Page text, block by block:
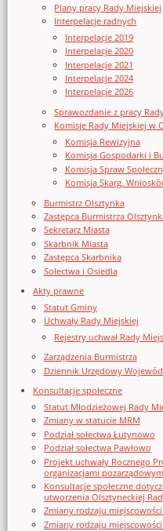
Plany pracy Rady Miejskiej
Interpelacje radnych
Interpelacje 2019
Interpelacje 2020
Interpelacje 2021
Interpelacje 2024
Interpelacje 2026
Sprawozdanie z pracy
Komisje Rady Miejskiej w
Komisja Rewizyjna
Komisja Gospodarki i
Komisja Spraw
Komisja Skarg,
Burmistrz Olsztynka
Zastępca Burmistrza
Sekretarz Miasta
Skarbnik Miasta
Zastępca Skarbnika
Sołectwa i Osiedla
Akty prawne
Statut Gminy
Uchwały Rady Miejskiej
Rejestry uchwał Rady
Zarządzenia Burmistrza
Dziennik Urzędowy
Konsultacje społeczne
Statut Młodzieżowej Rady
Zmiany w statucie MRM
Podział sołectwa Łutynowo
Podział sołectwa Pawłowo
Projekt uchwały Rocznego
organizacjami
Konsultacje społeczne
utworzenia Olsztyneckiej
Zmiany rodzaju
Zmiany rodzaju